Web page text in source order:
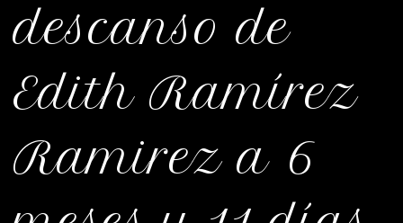
descanso de
Edith Ramírez
Ramirez a 6